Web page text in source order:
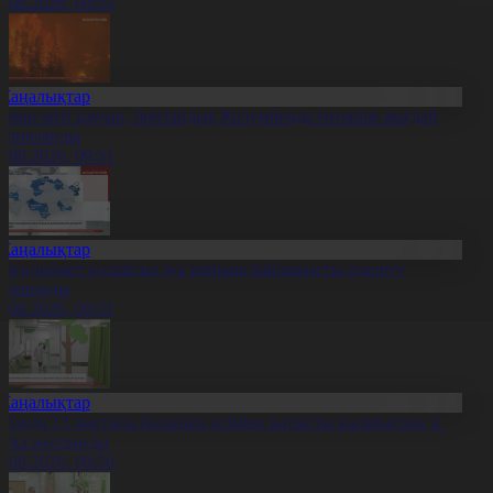
өрті қаулап, британдық Колумбияда төтенше жағдай
09:51
қолайсыз ауа райына байланысты ескерту
09:51
13 жастағы баланың өліміне қатысты қылмыстық іс
жолданды
09:50